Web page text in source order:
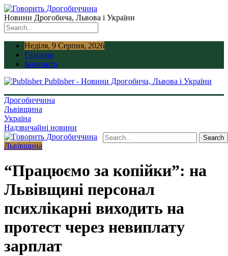
Новини Дрогобича, Львова і України
Неділя, 9 Серпня, 2026
Головна
Контакти
Publisher - Новини Дрогобича, Львова і України
Дрогобиччина
Львівщина
Україна
Надзвичайні новини
Львівщина
“Працюємо за копійки”: на
Львівщині персонал
психлікарні виходить на
протест через невиплату
зарплат